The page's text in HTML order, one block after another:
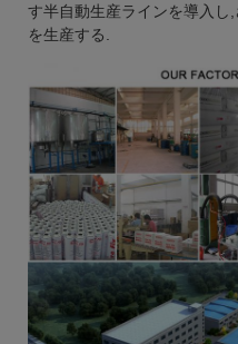
す半自動生産ラインを導入し
を生産する.